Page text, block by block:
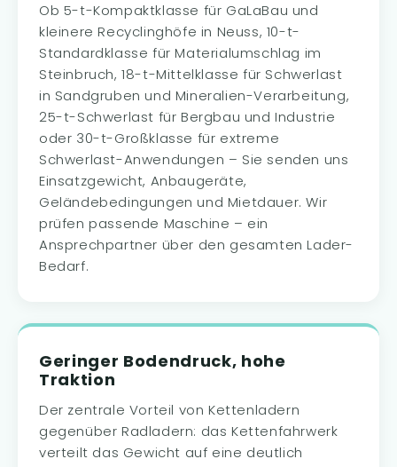
Ob 5-t-Kompaktklasse für GaLaBau und
kleinere Recyclinghöfe in Neuss, 10-t-
Standardklasse für Materialumschlag im
Steinbruch, 18-t-Mittelklasse für Schwerlast
in Sandgruben und Mineralien-Verarbeitung,
25-t-Schwerlast für Bergbau und Industrie
oder 30-t-Großklasse für extreme
Schwerlast-Anwendungen – Sie senden uns
Einsatzgewicht, Anbaugeräte,
Geländebedingungen und Mietdauer. Wir
prüfen passende Maschine – ein
Ansprechpartner über den gesamten Lader-
Bedarf.
Geringer Bodendruck, hohe
Traktion
Der zentrale Vorteil von Kettenladern
gegenüber Radladern: das Kettenfahrwerk
verteilt das Gewicht auf eine deutlich